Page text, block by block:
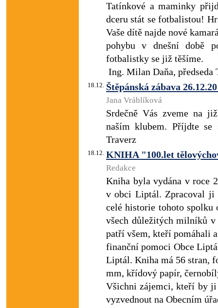
Tatínkové a maminky
dceru stát se fotbalistou!
Vaše dítě najde nové
pohybu v dnešní době
fotbalistky se již těšíme.
Ing. Milan Daňa,
18.12. Štěpánská zábava
Jana Vráblíková
Srdečně Vás zveme na
naším klubem. Příjdte
Traverz
18.12. KNIHA "100.let
Redakce
Kniha byla vydána v roce
v obci Liptál. Zpracoval ji
celé historie tohoto spolku
všech důležitých milníků
patří všem, kteří pomáhali
finanční pomoci Obce
Liptál. Kniha má 56 stran,
mm, křídový papír,
Všichni zájemci, kteří by
vyzvednout na Obecním